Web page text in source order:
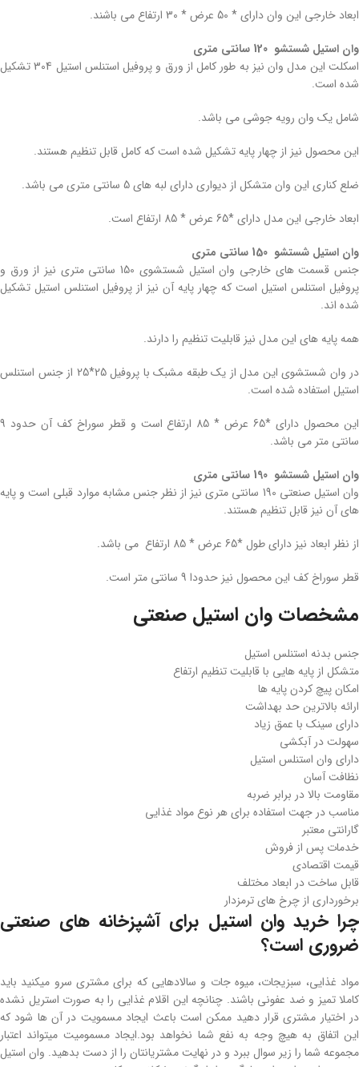
ابعاد خارجی این وان دارای * 50 عرض * 30 ارتفاع می باشند.
وان استیل شستشو 120 سانتی متری
اسکلت این مدل وان نیز به طور کامل از ورق و پروفیل استنلس استیل 304 تشکیل
شده است.
شامل یک وان رویه جوشی می باشد.
این محصول نیز از چهار پایه تشکیل شده است که کامل قابل تنظیم هستند.
ضلع کناری این وان متشکل از دیواری دارای لبه های 5 سانتی متری می باشد.
ابعاد خارجی این مدل دارای *65 عرض * 85 ارتفاع است.
وان استیل شستشو 150 سانتی متری
جنس قسمت های خارجی وان استیل شستشوی 150 سانتی متری نیز از ورق و
پروفیل استنلس استیل است که چهار پایه آن نیز از پروفیل استنلس استیل تشکیل
شده اند.
همه پایه های این مدل نیز قابلیت تنظیم را دارند.
در وان شستشوی این مدل از یک طبقه مشبک با پروفیل 25*25 از جنس استنلس
استیل استفاده شده است.
این محصول دارای *65 عرض * 85 ارتفاع است و قطر سوراخ کف آن حدود 9
سانتی متر می باشد.
وان استیل شستشو 190 سانتی متری
وان استیل صنعتی 190 سانتی متری نیز از نظر جنس مشابه موارد قبلی است و پایه
های آن نیز قابل تنظیم هستند.
از نظر ابعاد نیز دارای طول *65 عرض * 85 ارتفاع می باشد.
قطر سوراخ کف این محصول نیز حدودا 9 سانتی متر است.
مشخصات وان استیل صنعتی
جنس بدنه استنلس استیل
متشکل از پایه هایی با قابلیت تنظیم ارتفاع
امکان پیچ کردن پایه ها
ارائه بالاترین حد بهداشت
دارای سینک با عمق زیاد
سهولت در آبکشی
دارای وان استنلس استیل
نظافت آسان
مقاومت بالا در برابر ضربه
مناسب در جهت استفاده برای هر نوع مواد غذایی
گارانتی معتبر
خدمات پس از فروش
قیمت اقتصادی
قابل ساخت در ابعاد مختلف
برخورداری از چرخ های ترمزدار
چرا خرید وان استیل برای آشپزخانه های صنعتی
ضروری است؟
مواد غذایی، سبزیجات، میوه جات و سالادهایی که برای مشتری سرو میکنید باید
کاملا تمیز و ضد عفونی باشند. چنانچه این اقلام غذایی را به صورت استریل نشده
در اختیار مشتری قرار دهید ممکن است باعث ایجاد مسمویت در آن ها شود که
این اتفاق به هیچ وجه به نفع شما نخواهد بود.ایجاد مسمومیت میتواند اعتبار
مجموعه شما را زیر سوال ببرد و در نهایت مشتریانتان را از دست بدهید. وان استیل